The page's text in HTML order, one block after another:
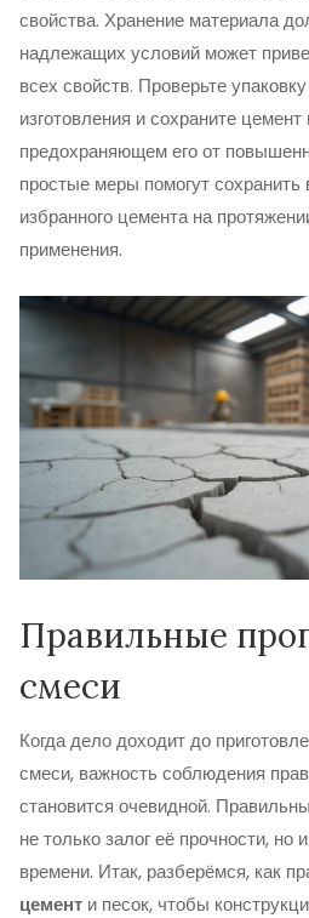
свойства. Хранение материала
надлежащих условий может
всех свойств. Проверьте
изготовления и сохраните
предохраняющем его от
простые меры помогут сохранить
избранного цемента на
применения.
Правильные
смеси
Когда дело доходит до
смеси, важность соблюдения
становится очевидной.
не только залог её прочности, но
времени. Итак, разберёмся, как
цемент и песок, чтобы